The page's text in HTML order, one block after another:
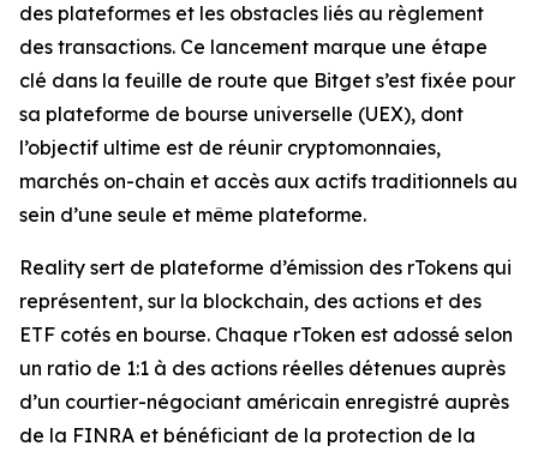
des plateformes et les obstacles liés au règlement
des transactions. Ce lancement marque une étape
clé dans la feuille de route que Bitget s’est fixée pour
sa plateforme de bourse universelle (UEX), dont
l’objectif ultime est de réunir cryptomonnaies,
marchés on-chain et accès aux actifs traditionnels au
sein d’une seule et même plateforme.
Reality sert de plateforme d’émission des rTokens qui
représentent, sur la blockchain, des actions et des
ETF cotés en bourse. Chaque rToken est adossé selon
un ratio de 1:1 à des actions réelles détenues auprès
d’un courtier-négociant américain enregistré auprès
de la FINRA et bénéficiant de la protection de la